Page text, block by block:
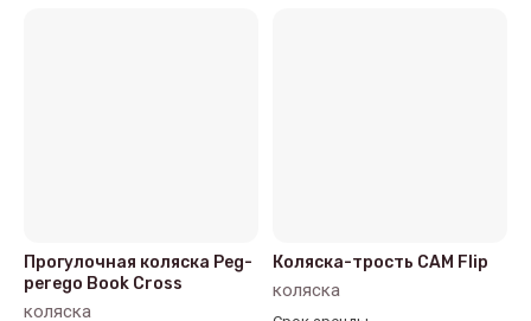
Прогулочная коляска Peg-
perego Book Cross
коляска
Коляска-трость CAM Flip
коляска